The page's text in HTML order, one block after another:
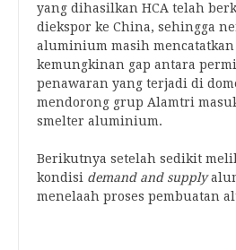
yang dihasilkan HCA telah
diekspor ke China, sehingga
aluminium masih
kemungkinan gap antara
penawaran yang terjadi di
mendorong grup Alamtri
smelter aluminium.
Berikutnya setelah sedikit
kondisi demand and supply
menelaah proses pembuatan